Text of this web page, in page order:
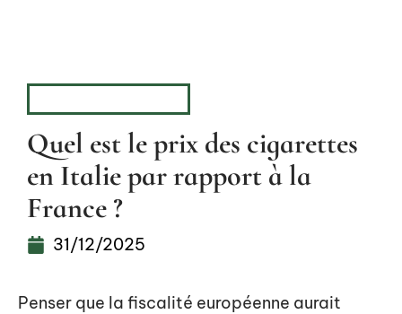
Quel est le prix des cigarettes
en Italie par rapport à la
France ?
31/12/2025
Penser que la fiscalité européenne aurait